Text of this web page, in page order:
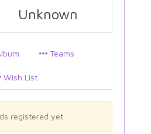
Unknown
Teams
Wish List
registered yet.